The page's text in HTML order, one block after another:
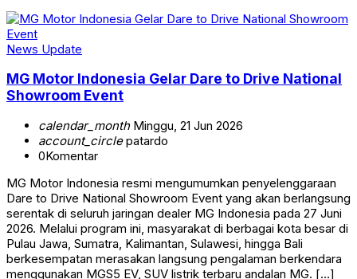
News Update
MG Motor Indonesia Gelar Dare to Drive National
Showroom Event
calendar_monthMinggu, 21 Jun 2026
account_circlepatardo
0Komentar
MG Motor Indonesia resmi mengumumkan penyelenggaraan
Dare to Drive National Showroom Event yang akan berlangsung
serentak di seluruh jaringan dealer MG Indonesia pada 27 Juni
2026. Melalui program ini, masyarakat di berbagai kota besar di
Pulau Jawa, Sumatra, Kalimantan, Sulawesi, hingga Bali
berkesempatan merasakan langsung pengalaman berkendara
menggunakan MGS5 EV, SUV listrik terbaru andalan MG. […]